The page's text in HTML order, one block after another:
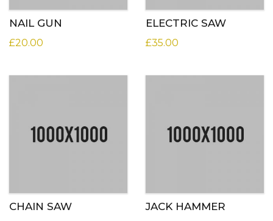
NAIL GUN
£20.00
ELECTRIC SAW
£35.00
CHAIN SAW JACK HAMMER